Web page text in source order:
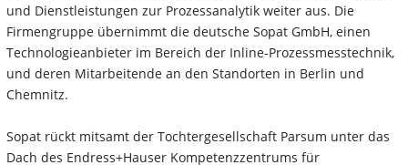
und Dienstleistungen zur Prozessanalytik weiter aus. Die
Firmengruppe übernimmt die deutsche Sopat GmbH, einen
Technologieanbieter im Bereich der Inline-Prozessmesstechnik,
und deren Mitarbeitende an den Standorten in Berlin und
Chemnitz.
Sopat rückt mitsamt der Tochtergesellschaft Parsum unter das
Dach des Endress+Hauser Kompetenzzentrums für